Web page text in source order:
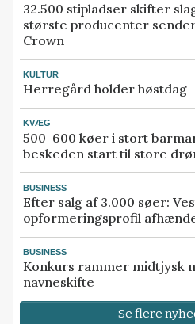
32.500 stipladser skifter
største producenter
Crown
KULTUR
Herregård holder høstdag
KVÆG
500-600 køer i stort
beskeden start til store
BUSINESS
Efter salg af 3.000 søer:
opformeringsprofil
BUSINESS
Konkurs rammer midtjysk
navneskifte
Se flere